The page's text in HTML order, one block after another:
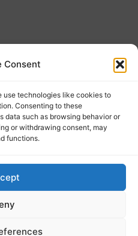
Consent
use technologies like cookies to
Consenting to these
data such as browsing behavior or
or withdrawing consent, may
functions.